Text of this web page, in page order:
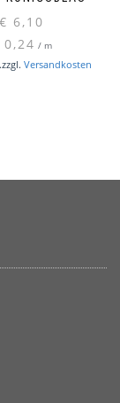
€ 6,10
0,24 / m
zzgl. Versandkosten